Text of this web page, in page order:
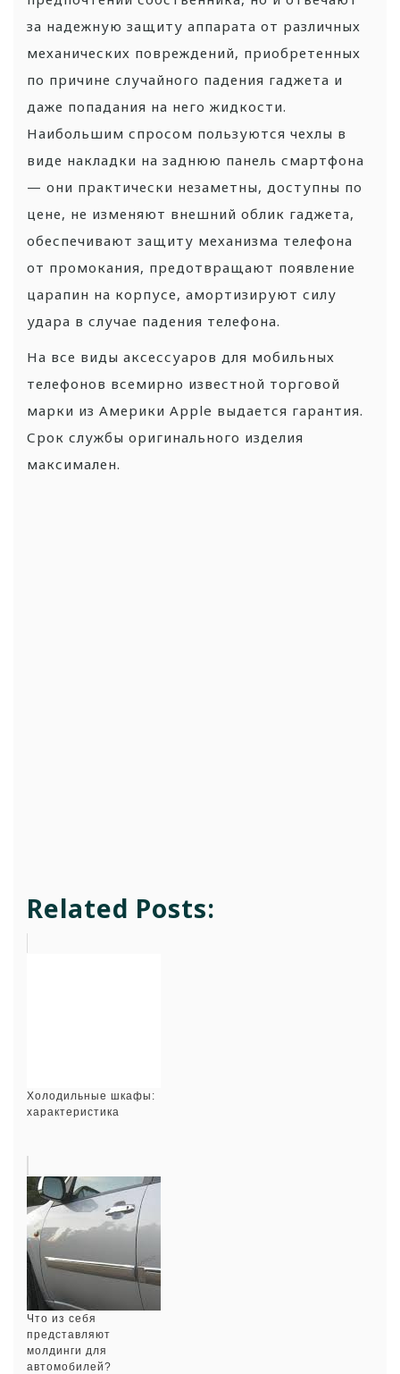
за надежную защиту аппарата от различных
механических повреждений, приобретенных
по причине случайного падения гаджета и
даже попадания на него жидкости.
Наибольшим спросом пользуются чехлы в
виде накладки на заднюю панель смартфона
— они практически незаметны, доступны по
цене, не изменяют внешний облик гаджета,
обеспечивают защиту механизма телефона
от промокания, предотвращают появление
царапин на корпусе, амортизируют силу
удара в случае падения телефона.
На все виды аксессуаров для мобильных
телефонов всемирно известной торговой
марки из Америки Apple выдается гарантия.
Срок службы оригинального изделия
максимален.
Related Posts:
Холодильные шкафы:
характеристика
Что из себя
представляют
молдинги для
автомобилей?